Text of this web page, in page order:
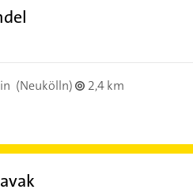
(Neukölln)
2,4 km